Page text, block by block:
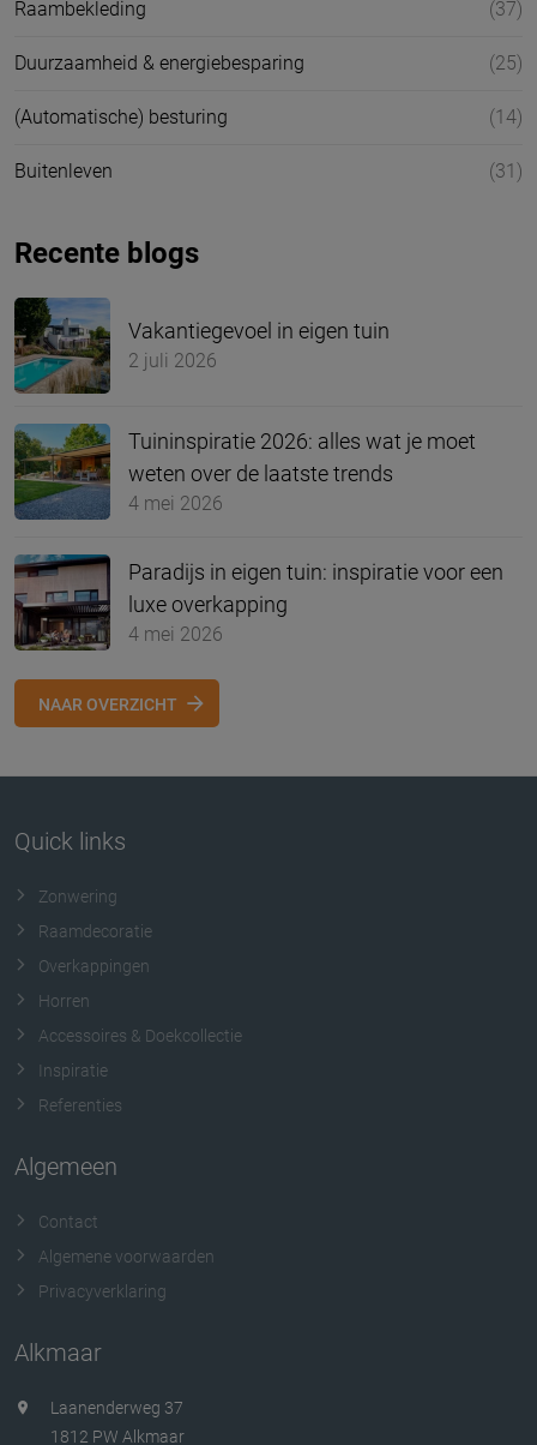
Raambekleding (37)
Duurzaamheid & energiebesparing (25)
(Automatische) besturing (14)
Buitenleven (31)
Recente blogs
Vakantiegevoel in eigen tuin
2 juli 2026
Tuininspiratie 2026: alles wat je moet
weten over de laatste trends
4 mei 2026
Paradijs in eigen tuin: inspiratie voor een
luxe overkapping
4 mei 2026
NAAR OVERZICHT
Quick links
Zonwering
Raamdecoratie
Overkappingen
Horren
Accessoires & Doekcollectie
Inspiratie
Referenties
Algemeen
Contact
Algemene voorwaarden
Privacyverklaring
Alkmaar
Laanenderweg 37
1812 PW Alkmaar